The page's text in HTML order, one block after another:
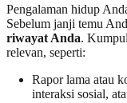
Pengalaman hidup
Sebelum janji temu
riwayat Anda.
relevan, seperti:
Rapor lama atau
interaksi sosial,